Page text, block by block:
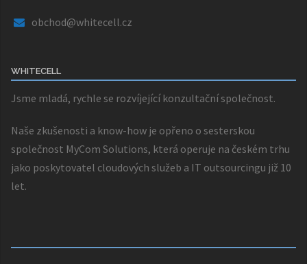
obchod@whitecell.cz
WHITECELL
Jsme mladá, rychle se rozvíjející konzultační společnost.
Naše zkušenosti a know-how je opřeno o sesterskou
společnost MyCom Solutions, která operuje na českém trhu
jako poskytovatel cloudových služeb a IT outsourcingu již 10
let.